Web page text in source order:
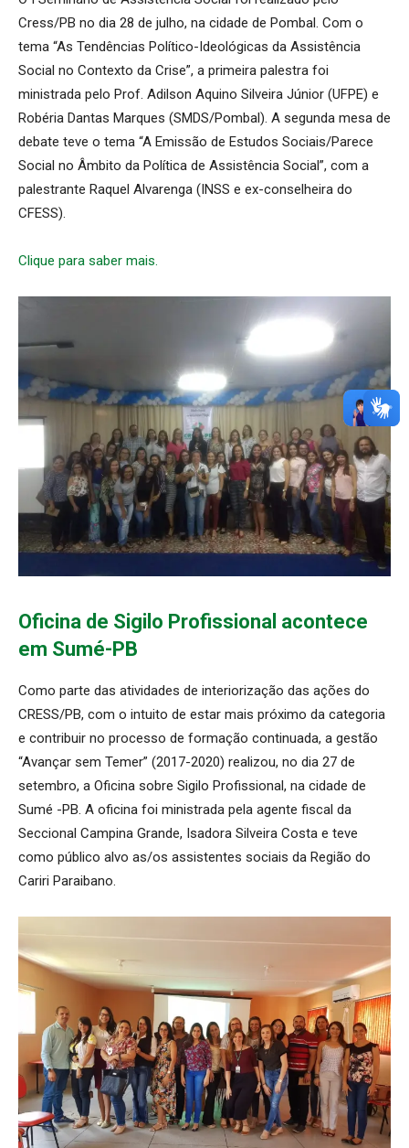
Cress/PB no dia 28 de julho, na cidade de Pombal. Com o
tema “As Tendências Político-Ideológicas da Assistência
Social no Contexto da Crise”, a primeira palestra foi
ministrada pelo Prof. Adilson Aquino Silveira Júnior (UFPE) e
Robéria Dantas Marques (SMDS/Pombal). A segunda mesa de
debate teve o tema “A Emissão de Estudos Sociais/Parece
Social no Âmbito da Política de Assistência Social”, com a
palestrante Raquel Alvarenga (INSS e ex-conselheira do
CFESS).
Clique para saber mais.
Oficina de Sigilo Profissional acontece
em Sumé-PB
Como parte das atividades de interiorização das ações do
CRESS/PB, com o intuito de estar mais próximo da categoria
e contribuir no processo de formação continuada, a gestão
“Avançar sem Temer” (2017-2020) realizou, no dia 27 de
setembro, a Oficina sobre Sigilo Profissional, na cidade de
Sumé -PB. A oficina foi ministrada pela agente fiscal da
Seccional Campina Grande, Isadora Silveira Costa e teve
como público alvo as/os assistentes sociais da Região do
Cariri Paraibano.